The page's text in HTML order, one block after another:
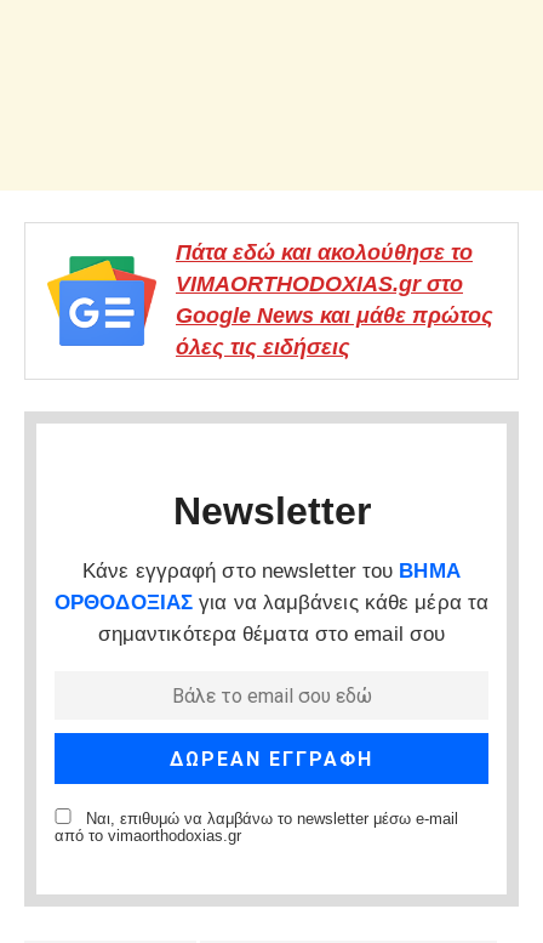
Πάτα εδώ και ακολούθησε το
VIMAORTHODOXIAS.gr στο
Google News και μάθε πρώτος
όλες τις ειδήσεις
Newsletter
Κάνε εγγραφή στο newsletter του ΒΗΜΑ
ΟΡΘΟΔΟΞΙΑΣ για να λαμβάνεις κάθε μέρα τα
σημαντικότερα θέματα στο email σου
Ναι, επιθυμώ να λαμβάνω το newsletter μέσω e-mail
από το vimaorthodoxias.gr